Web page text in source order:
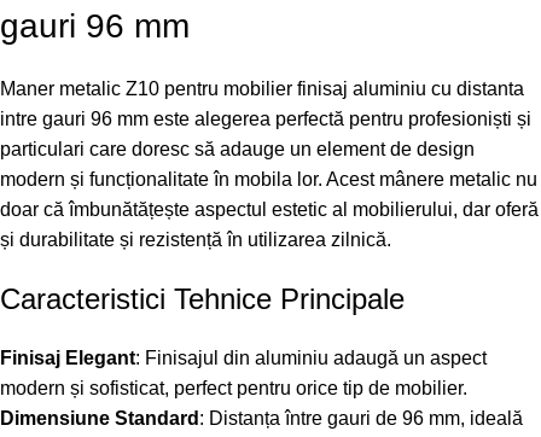
gauri 96 mm
Maner metalic Z10 pentru mobilier finisaj aluminiu cu distanta
intre gauri 96 mm este alegerea perfectă pentru profesioniști și
particulari care doresc să adauge un element de design
modern și funcționalitate în mobila lor. Acest mânere metalic nu
doar că îmbunătățește aspectul estetic al mobilierului, dar oferă
și durabilitate și rezistență în utilizarea zilnică.
Caracteristici Tehnice Principale
Finisaj Elegant: Finisajul din aluminiu adaugă un aspect
modern și sofisticat, perfect pentru orice tip de mobilier.
Dimensiune Standard : Distanța între gauri de 96 mm, ideală